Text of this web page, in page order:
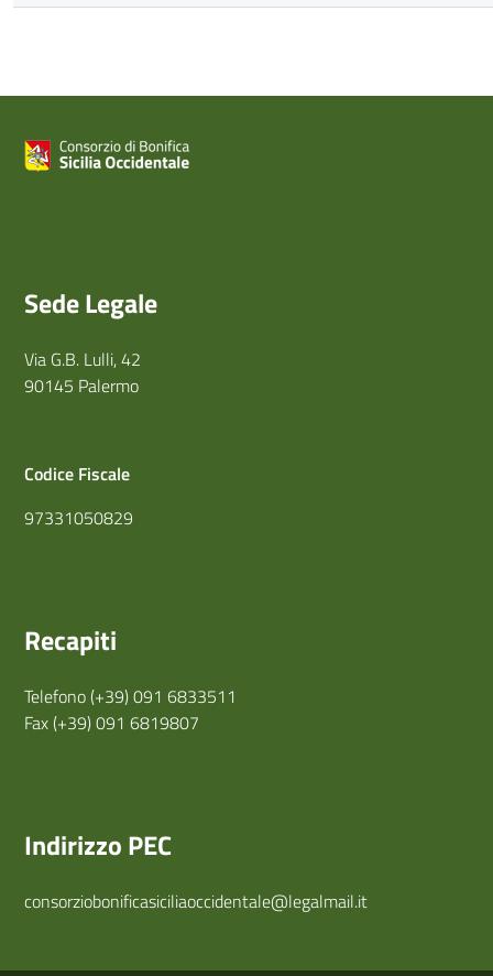
Sede Legale
Via G.B. Lulli, 42
90145 Palermo
Codice Fiscale
97331050829
Recapiti
Telefono (+39) 091 6833511
Fax (+39) 091 6819807
Indirizzo PEC
consorziobonificasiciliaoccidentale@legalmail.it